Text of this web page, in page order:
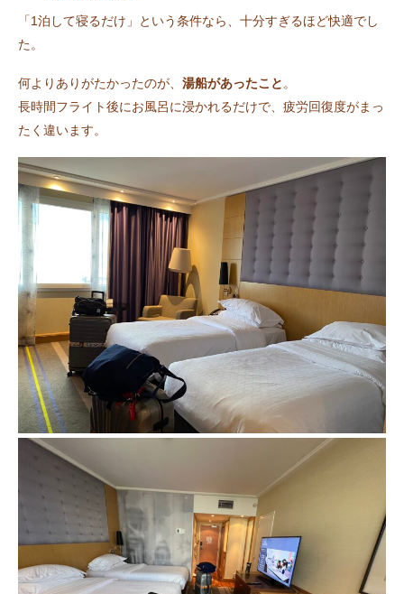
「1泊して寝るだけ」という条件なら、十分すぎるほど快適でし
た。
何よりありがたかったのが、 湯船があったこと 。
長時間フライト後にお風呂に浸かれるだけで、疲労回復度がまっ
たく違います。